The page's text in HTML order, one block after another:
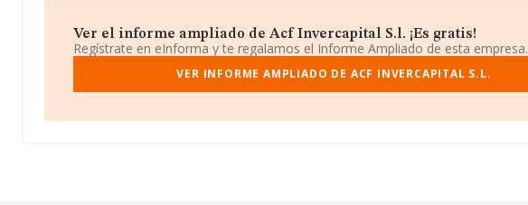
Ver el informe ampliado de Acf Invercapital S.l. ¡Es gratis!
Regístrate en eInforma y te regalamos el Informe Ampliado de esta empresa.
VER INFORME AMPLIADO DE ACF INVERCAPITAL S.L.